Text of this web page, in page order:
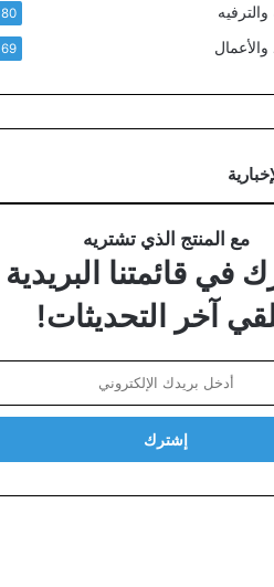
80
والأعمال 69
مع المنتج الذي تشتريه
في قائمتنا البريدية
آخر التحديثات!